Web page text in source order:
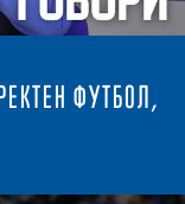
ФУТБОЛ,